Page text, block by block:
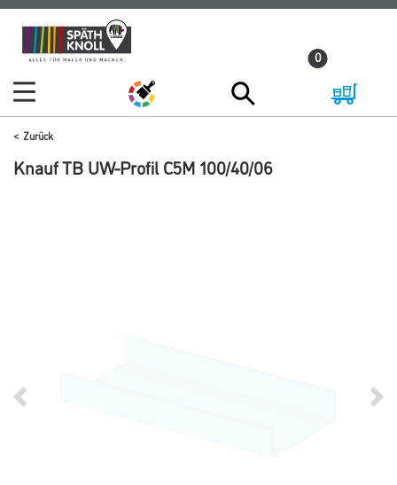
Zum
Inhalt
Zum
Navigationsmenü
0
Zurück
Knauf TB UW-Profil C5M 100/40/06